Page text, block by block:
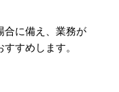
合に備え、業務が
すめします。